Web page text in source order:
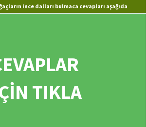
ince dalları bulmaca cevapları aşağıda
TIKLA